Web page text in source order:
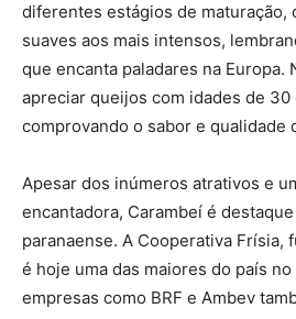
diferentes estágios de maturação,
suaves aos mais intensos,
que encanta paladares na Europa.
apreciar queijos com idades de 30
comprovando o sabor e qualidade
Apesar dos inúmeros atrativos e
encantadora, Carambeí é
paranaense. A Cooperativa Frísia,
é hoje uma das maiores do país
empresas como BRF e Ambev